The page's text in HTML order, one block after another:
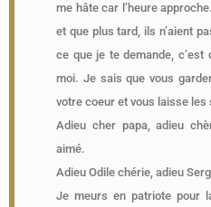
me hâte car l’heure
et que plus tard, ils n’aient
ce que je te demande,
moi. Je sais que vous
votre coeur et vous laisse
Adieu cher papa, adieu
aimé.
Adieu Odile chérie, adieu
Je meurs en patriote pour